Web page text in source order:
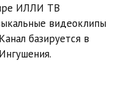
ИЛЛИ ТВ
видеоклипы
базируется в